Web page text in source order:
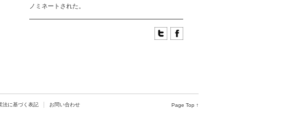
ノミネートされた。
Page Top ↑
法に基づく表記 お問い合わせ